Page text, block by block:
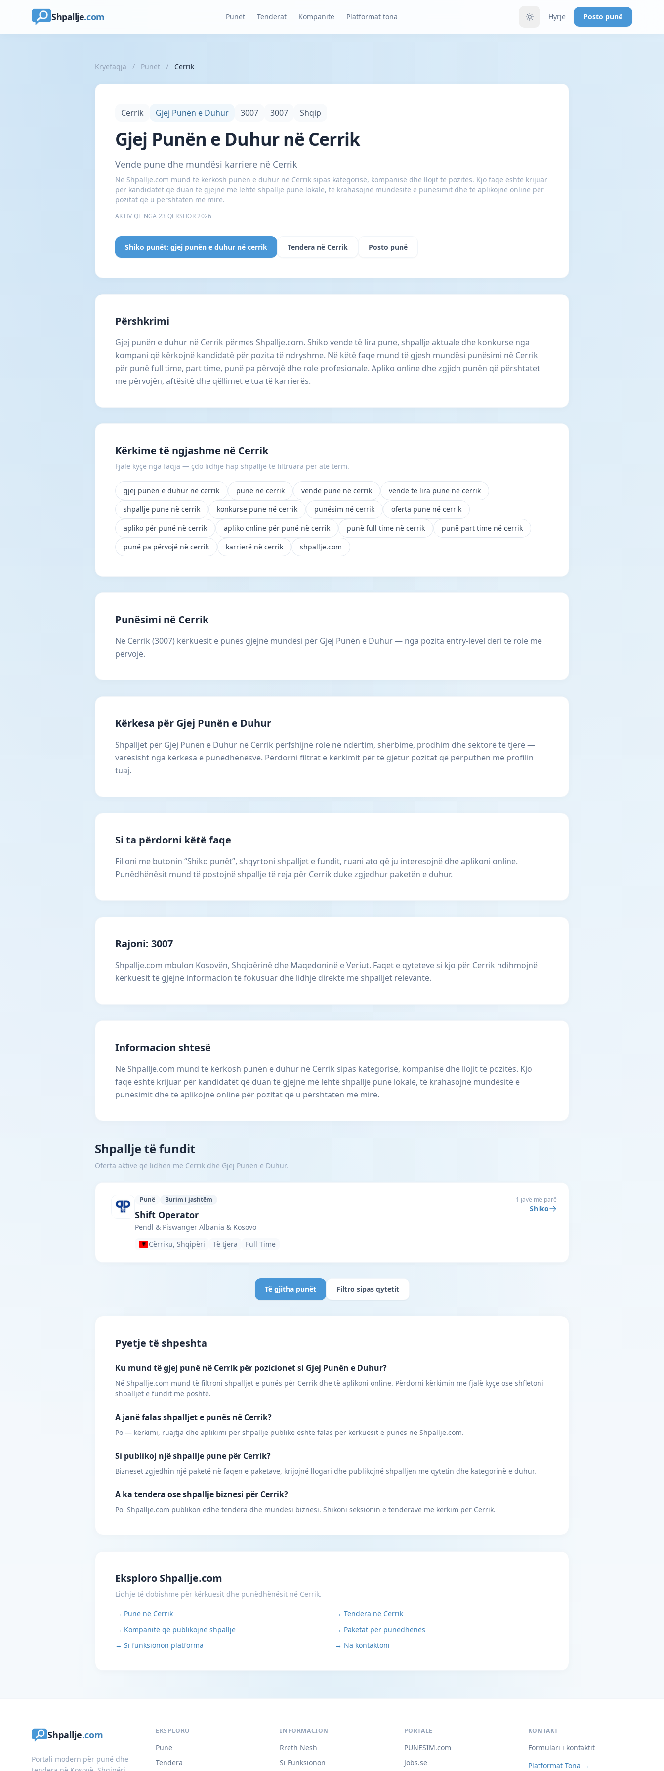
Shpallje.com Punët Tenderat Kompanitë Platformat tona Hyrje Posto punë
Kryefaqja / Punët / Cerrik
Cerrik Gjej Punën e Duhur 3007 3007 Shqip
Gjej Punën e Duhur në Cerrik
Vende pune dhe mundësi karriere në Cerrik
Në Shpallje.com mund të kërkosh punën e duhur në Cerrik sipas kategorisë, kompanisë dhe llojit të pozitës. Kjo faqe është krijuar
për kandidatët që duan të gjejnë më lehtë shpallje pune lokale, të krahasojnë mundësitë e punësimit dhe të aplikojnë online për
pozitat që u përshtaten më mirë.
AKTIV QË NGA 23 QERSHOR 2026
Shiko punët: gjej punën e duhur në cerrik Tendera në Cerrik Posto punë
Përshkrimi
Gjej punën e duhur në Cerrik përmes Shpallje.com. Shiko vende të lira pune, shpallje aktuale dhe konkurse nga
kompani që kërkojnë kandidatë për pozita të ndryshme. Në këtë faqe mund të gjesh mundësi punësimi në Cerrik
për punë full time, part time, punë pa përvojë dhe role profesionale. Apliko online dhe zgjidh punën që përshtatet
me përvojën, aftësitë dhe qëllimet e tua të karrierës.
Kërkime të ngjashme në Cerrik
Fjalë kyçe nga faqja — çdo lidhje hap shpallje të filtruara për atë term.
gjej punën e duhur në cerrik punë në cerrik vende pune në cerrik
vende të lira pune në cerrik
shpallje pune në cerrik
konkurse pune në cerrik punësim në cerrik
oferta pune në cerrik
apliko për punë në cerrik
apliko online për punë në cerrik punë full time në cerrik
punë part time në cerrik
punë pa përvojë në cerrik
karrierë në cerrik shpallje.com
Punësimi në Cerrik
Në Cerrik (3007) kërkuesit e punës gjejnë mundësi për Gjej Punën e Duhur — nga pozita entry-level deri te role me
përvojë.
Kërkesa për Gjej Punën e Duhur
Shpalljet për Gjej Punën e Duhur në Cerrik përfshijnë role në ndërtim, shërbime, prodhim dhe sektorë të tjerë —
varësisht nga kërkesa e punëdhënësve. Përdorni filtrat e kërkimit për të gjetur pozitat që përputhen me profilin
tuaj.
Si ta përdorni këtë faqe
Filloni me butonin “Shiko punët”, shqyrtoni shpalljet e fundit, ruani ato që ju interesojnë dhe aplikoni online.
Punëdhënësit mund të postojnë shpallje të reja për Cerrik duke zgjedhur paketën e duhur.
Rajoni: 3007
Shpallje.com mbulon Kosovën, Shqipërinë dhe Maqedoninë e Veriut. Faqet e qyteteve si kjo për Cerrik ndihmojnë
kërkuesit të gjejnë informacion të fokusuar dhe lidhje direkte me shpalljet relevante.
Informacion shtesë
Në Shpallje.com mund të kërkosh punën e duhur në Cerrik sipas kategorisë, kompanisë dhe llojit të pozitës. Kjo
faqe është krijuar për kandidatët që duan të gjejnë më lehtë shpallje pune lokale, të krahasojnë mundësitë e
punësimit dhe të aplikojnë online për pozitat që u përshtaten më mirë.
Shpallje të fundit
Oferta aktive që lidhen me Cerrik dhe Gjej Punën e Duhur.
Punë Burim i jashtëm
Pendl & Piswanger Albania & Kosovo · Cërriku · #7729 —
Shift Operator
Pendl & Piswanger Albania & Kosovo
Cërriku, Shqipëri
Të tjera Full Time
1 javë më parë
Shiko
Të gjitha punët Filtro sipas qytetit
Pyetje të shpeshta
Ku mund të gjej punë në Cerrik për pozicionet si Gjej Punën e Duhur?
Në Shpallje.com mund të filtroni shpalljet e punës për Cerrik dhe të aplikoni online. Përdorni kërkimin me fjalë kyçe ose shfletoni
shpalljet e fundit më poshtë.
A janë falas shpalljet e punës në Cerrik?
Po — kërkimi, ruajtja dhe aplikimi për shpallje publike është falas për kërkuesit e punës në Shpallje.com.
Si publikoj një shpallje pune për Cerrik?
Bizneset zgjedhin një paketë në faqen e paketave, krijojnë llogari dhe publikojnë shpalljen me qytetin dhe kategorinë e duhur.
A ka tendera ose shpallje biznesi për Cerrik?
Po. Shpallje.com publikon edhe tendera dhe mundësi biznesi. Shikoni seksionin e tenderave me kërkim për Cerrik.
Eksploro Shpallje.com
Lidhje të dobishme për kërkuesit dhe punëdhënësit në Cerrik.
→ Punë në Cerrik
→ Tendera në Cerrik
→ Kompanitë që publikojnë shpallje
→ Paketat për punëdhënës
→ Si funksionon platforma
→ Na kontaktoni
Shpallje.com
Portali modern për punë dhe
EKSPLORO
Punë
Tendera
INFORMACION
Rreth Nesh
Si Funksionon
PORTALE
PUNESIM.com
Jobs.se
KONTAKT
Formulari i kontaktit
Platformat Tona →